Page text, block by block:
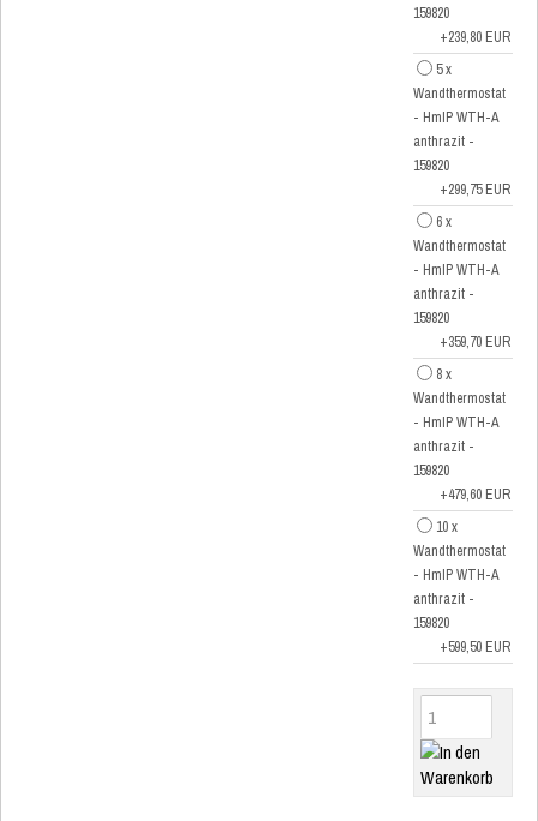
159820
+239,80 EUR
5 x
Wandthermostat
- HmIP WTH-A
anthrazit -
159820
+299,75 EUR
6 x
Wandthermostat
- HmIP WTH-A
anthrazit -
159820
+359,70 EUR
8 x
Wandthermostat
- HmIP WTH-A
anthrazit -
159820
+479,60 EUR
10 x
Wandthermostat
- HmIP WTH-A
anthrazit -
159820
+599,50 EUR